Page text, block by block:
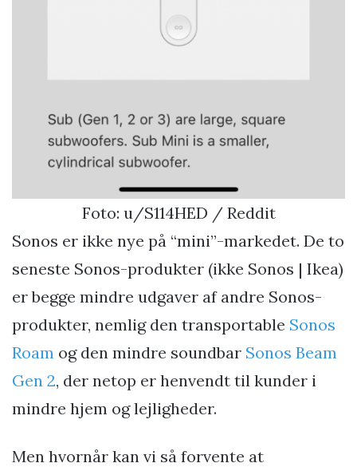
Foto: u/S114HED / Reddit
Sonos er ikke nye på “mini”-markedet. De to
seneste Sonos-produkter (ikke Sonos | Ikea)
er begge mindre udgaver af andre Sonos-
produkter, nemlig den transportable Sonos
Roam og den mindre soundbar Sonos Beam
Gen 2, der netop er henvendt til kunder i
mindre hjem og lejligheder.
Men hvornår kan vi så forvente at